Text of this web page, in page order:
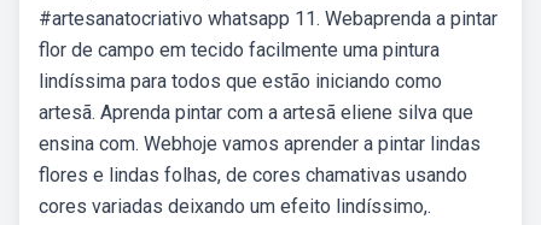
#artesanatocriativo whatsapp 11. Webaprenda a pintar
flor de campo em tecido facilmente uma pintura
lindíssima para todos que estão iniciando como
artesã. Aprenda pintar com a artesã eliene silva que
ensina com. Webhoje vamos aprender a pintar lindas
flores e lindas folhas, de cores chamativas usando
cores variadas deixando um efeito lindíssimo,.